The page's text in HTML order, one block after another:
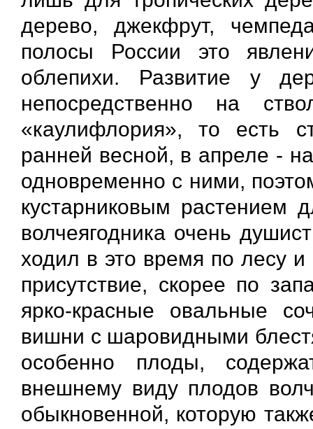
дерево, джекфрут,
полосы России это
облепихи. Развитие у
непосредственно на
«каулифлория», то есть
ранней весной, в апреле -
одновременно с ними,
кустарниковым растением
волчеягодника очень
ходил в это время по лесу и
присутствие, скорее по
ярко-красные овальные
вишни с шаровидными
особенно плоды,
внешнему виду плодов
обыкновенной, которую